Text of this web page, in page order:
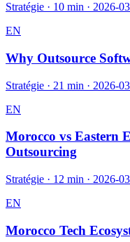
Stratégie · 10 min · 2026-
EN
Why Outsource
Stratégie · 21 min · 2026-
EN
Morocco vs Eastern
Outsourcing
Stratégie · 12 min · 2026-
EN
Morocco Tech